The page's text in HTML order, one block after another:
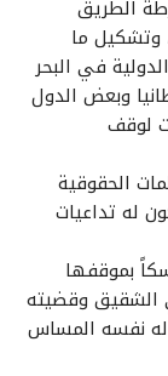
الطريق
وتشكيل ما
في البحر
وبعض الدول
لوقف
الحقوقية
له تداعيات
بموقفها
الشقيق وقضيته
له نفسه المساس